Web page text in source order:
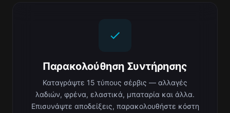
Παρακολούθηση Συντήρησης
Καταγράψτε 15 τύπους σέρβις — αλλαγές
λαδιών, φρένα, ελαστικά, μπαταρία και άλλα.
Επισυνάψτε αποδείξεις, παρακολουθήστε κόστη